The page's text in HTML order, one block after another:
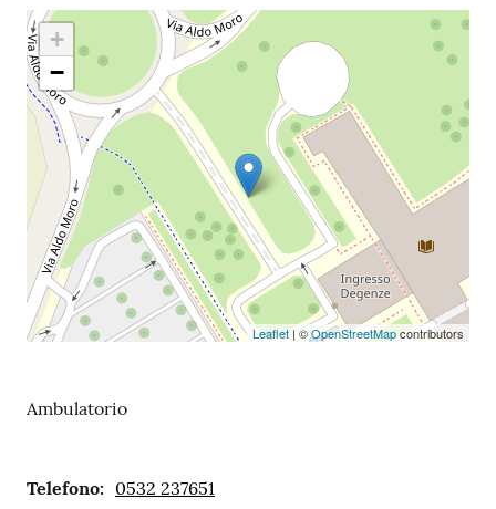
+
−
Leaflet| ©OpenStreetMapcontributors
Ambulatorio
Telefono: 0532 237651